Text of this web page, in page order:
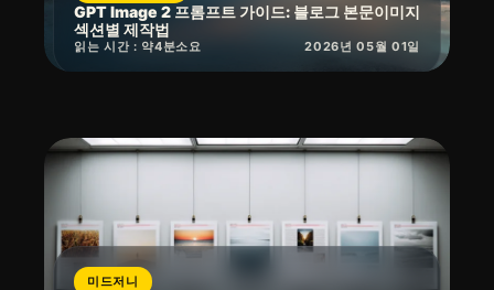
GPT Image 2 프롬프트 가이드: 블로그 본문이미지
섹션별 제작법
읽는 시간 : 약4분소요 2026년 05월 01일
미드저니